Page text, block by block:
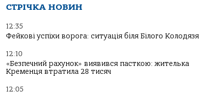
СТРІЧКА НОВИН
12:35
Фейкові успіхи ворога: ситуація біля Білого Колодязя
12:10
«Безпечний рахунок» виявився пасткою: жителька
Кременця втратила 28 тисяч
12:05